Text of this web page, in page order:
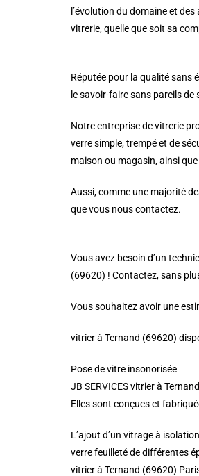
l’évolution du domaine et
vitrerie, quelle que soit sa
Réputée pour la qualité sans
le savoir-faire sans pareils
Notre entreprise de vitrerie
verre simple, trempé et de
maison ou magasin, ainsi
Aussi, comme une majorité
que vous nous contactez.
Vous avez besoin d’un
(69620) ! Contactez, sans
Vous souhaitez avoir une
vitrier à Ternand (69620)
Pose de vitre insonorisée
JB SERVICES vitrier à
Elles sont conçues et
L’ajout d’un vitrage à
verre feuilleté de différentes
vitrier à Ternand (69620)